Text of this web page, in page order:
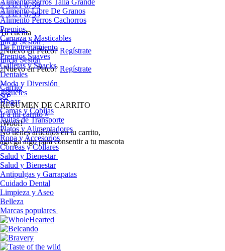
2 3321 6799
2 3321 6799
Tu cuenta
Inicia Sesión
¿Nuevo en Petco? Regístrate
Inicia Sesión
¿Nuevo en Petco? Regístrate
Carrito
$0
RESUMEN DE CARRITO
Ir a mi carrito »
¡Woof!
No tíenes artículos en tu carrito,
agrega algo para consentir a tu mascota
Alimento Perros Talla Grande
Alimento Libre De Granos
Alimento Perros Cachorros
Premios
Carnaza y Masticables
De Entrenamiento
Premios Suaves
Galletas y Snacks
Dentales
Moda y Diversión
Juguetes
Hogar
Camas y Cobijas
Jaulas de Transporte
Platos y Alimentadores
Ropa y Accesorios
Correas y Collares
Salud y Bienestar
Salud y Bienestar
Antipulgas y Garrapatas
Cuidado Dental
Limpieza y Aseo
Belleza
Marcas populares